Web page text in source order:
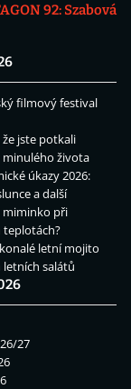
92: Szabová
filmový festival
jste potkali
minulého života
úkazy 2026:
a další
miminko při
teplotách?
letní mojito
letních salátů
27